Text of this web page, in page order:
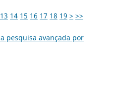
13 14 15 16 17 18 19 > >>
pesquisa avançada por